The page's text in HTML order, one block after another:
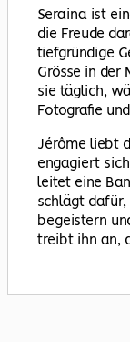
Seraina ist
die Freude
tiefgründige
Grösse in der
sie täglich,
Fotografie
Jérôme liebt
engagiert
leitet eine
schlägt dafür,
begeistern
treibt ihn an,